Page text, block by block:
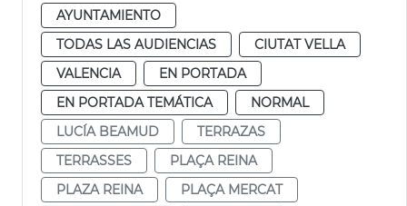
AYUNTAMIENTO
TODAS LAS AUDIENCIAS
CIUTAT VELLA
VALENCIA
EN PORTADA
EN PORTADA TEMÁTICA
NORMAL
LUCÍA BEAMUD
TERRAZAS
TERRASSES
PLAÇA REINA
PLAZA REINA
PLAÇA MERCAT